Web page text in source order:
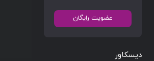
عضویت رایگان
دیسکاور
02:54
122 BPM